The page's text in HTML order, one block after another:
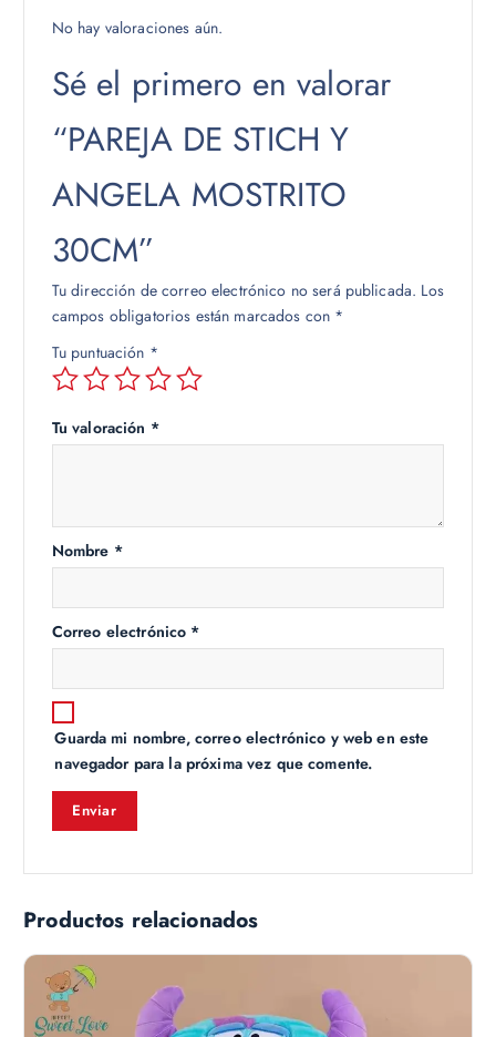
No hay valoraciones aún.
Sé el primero en valorar
“PAREJA DE STICH Y
ANGELA MOSTRITO
30CM”
Tu dirección de correo electrónico no será publicada. Los
campos obligatorios están marcados con *
Tu puntuación *
Tu valoración *
Nombre *
Correo electrónico *
Guarda mi nombre, correo electrónico y web en este
navegador para la próxima vez que comente.
Productos relacionados